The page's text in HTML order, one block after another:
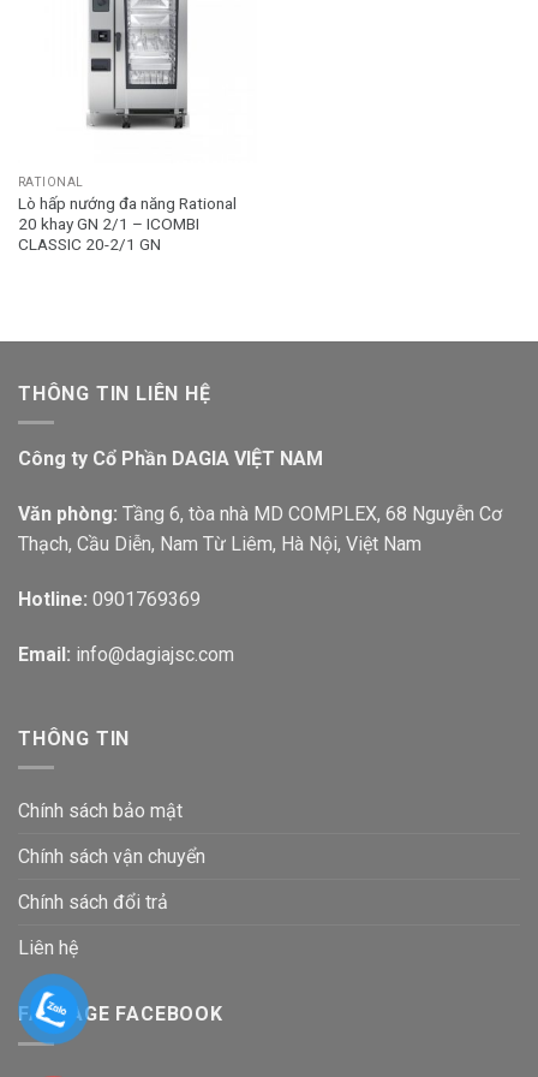
RATIONAL
Lò hấp nướng đa năng Rational
20 khay GN 2/1 – ICOMBI
CLASSIC 20-2/1 GN
THÔNG TIN LIÊN HỆ
Công ty Cổ Phần DAGIA VIỆT NAM
Văn phòng: Tầng 6, tòa nhà MD COMPLEX, 68 Nguyễn Cơ
Thạch, Cầu Diễn, Nam Từ Liêm, Hà Nội, Việt Nam
Hotline: 0901769369
Email: info@dagiajsc.com
THÔNG TIN
Chính sách bảo mật
Chính sách vận chuyển
Chính sách đổi trả
Liên hệ
FANPAGE FACEBOOK